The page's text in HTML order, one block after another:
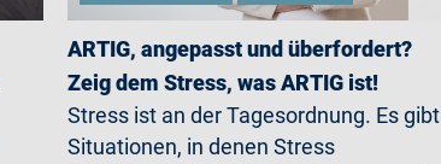
ARTIG, angepasst und überfordert?
Zeig dem Stress, was ARTIG ist!
Stress ist an der Tagesordnung. Es gibt
Situationen, in denen Stress